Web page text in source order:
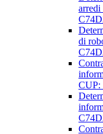
di
CUP: